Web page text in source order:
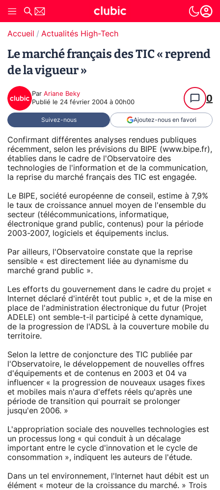
Accueil Actualités High-Tech
Le marché français des TIC « reprend
de la vigueur »
Par Ariane Beky
Publié le 24 février 2004 à 00h00 0
Suivez-nous Ajoutez-nous en favori
Confirmant différentes analyses rendues publiques
récemment, selon les prévisions du BIPE (www.bipe.fr),
établies dans le cadre de l'Observatoire des
technologies de l'information et de la communication,
la reprise du marché français des TIC est engagée.
Le BIPE, société européenne de conseil, estime à 7,9%
le taux de croissance annuel moyen de l'ensemble du
secteur (télécommunications, informatique,
électronique grand public, contenus) pour la période
2003-2007, logiciels et équipements inclus.
Par ailleurs, l'Observatoire constate que la reprise
sensible « est directement liée au dynamisme du
marché grand public ».
Les efforts du gouvernement dans le cadre du projet «
Internet déclaré d'intérêt tout public », et de la mise en
place de l'administration électronique du futur (Projet
ADELE) ont semble-t-il participé à cette dynamique,
de la progression de l'ADSL à la couverture mobile du
territoire.
Selon la lettre de conjoncture des TIC publiée par
l'Observatoire, le développement de nouvelles offres
d'équipements et de contenus en 2003 et 04 va
influencer « la progression de nouveaux usages fixes
et mobiles mais n'aura d'effets réels qu'après une
période de transition qui pourrait se prolonger
jusqu'en 2006. »
L'appropriation sociale des nouvelles technologies est
un processus long « qui conduit à un décalage
important entre le cycle d'innovation et le cycle de
consommation », indiquent les auteurs de l'étude.
Dans un tel environnement, l'Internet haut débit est un
élément « moteur de la croissance du marché. » Trois